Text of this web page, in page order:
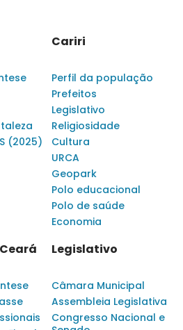
(2025)
Cariri
Perfil da população
Prefeitos
Legislativo
Religiosidade
Cultura
URCA
Geopark
Polo educacional
Polo de saúde
Economia
Legislativo
Câmara Municipal
Assembleia Legislativa
Congresso Nacional e